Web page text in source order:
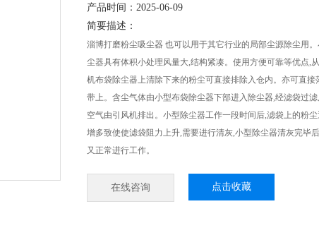
产品时间：2025-06-09
简要描述：
淄博打磨粉尘吸尘器 也可以用于其它行业的局部尘源除尘用
尘器具有体积小处理风量大,结构紧凑。使用方便可靠等优点,
机布袋除尘器上清除下来的粉尘可直接排除入仓内。亦可直接
带上。含尘气体由小型布袋除尘器下部进入除尘器,经滤袋过
空气由引风机排出。小型除尘器工作一段时间后,滤袋上的粉
增多致使使滤袋阻力上升,需要进行清灰,小型除尘器清灰完毕
又正常进行工作。
在线咨询 点击收藏